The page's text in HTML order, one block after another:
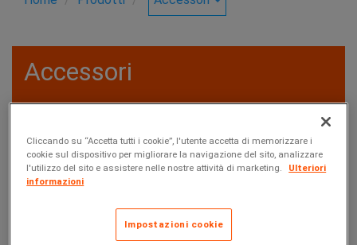
Accessori
Accessori elettrici
Cliccando su “Accetta tutti i cookie”, l'utente accetta di memorizzare i
cookie sul dispositivo per migliorare la navigazione del sito, analizzare
l'utilizzo del sito e assistere nelle nostre attività di marketing.
Ulteriori
informazioni
Impostazioni cookie